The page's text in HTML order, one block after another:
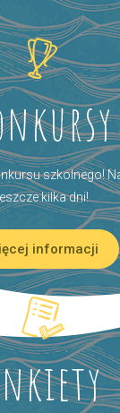
szkolnego!
kilka dni!
informacji